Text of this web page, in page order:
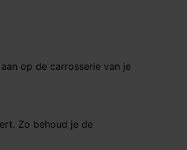
op de carrosserie van je
Zo behoud je de